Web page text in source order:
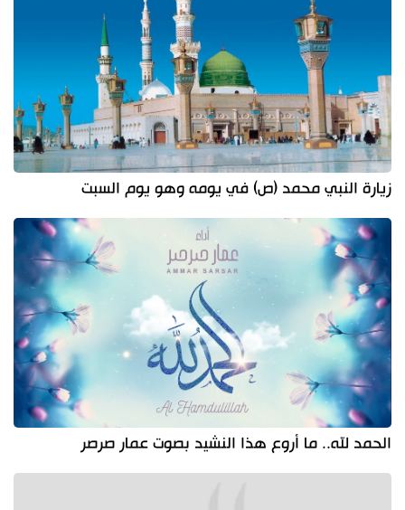
زيارة النبي محمد (ص) في يومه وهو يوم السبت
الحمد لله.. ما أروع هذا النشيد بصوت عمار صرصر